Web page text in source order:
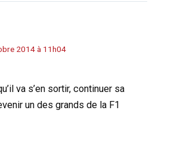
2014 à 11h04
va s’en sortir, continuer sa
un des grands de la F1